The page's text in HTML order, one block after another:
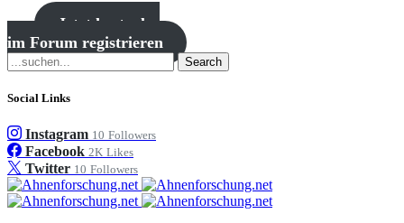
Jetzt kostenlos
im Forum registrieren
Search
Social Links
Instagram 10 Followers
Facebook 2K Likes
Twitter 10 Followers